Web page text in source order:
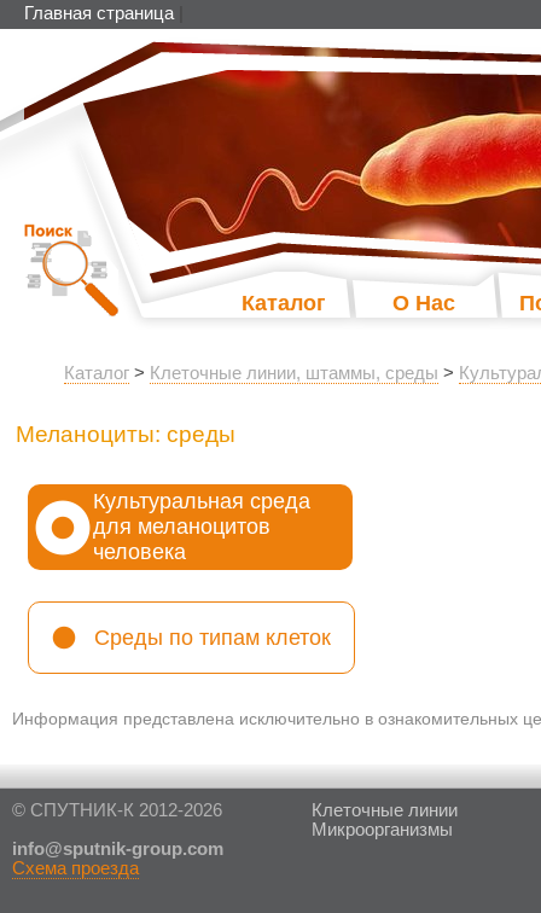
Главная страница
Каталог О Нас
Каталог > Клеточные линии, штаммы, среды >
Меланоциты: среды
Культуральная среда
для меланоцитов
человека
Среды по типам клеток
Информация представлена исключительно в ознакомительных
© СПУТНИК-К 2012-2026
info@sputnik-group.com
Схема проезда
Клеточные линии
Микроорганизмы